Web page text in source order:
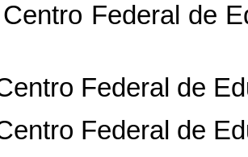
Federal de
Federal de
Federal de